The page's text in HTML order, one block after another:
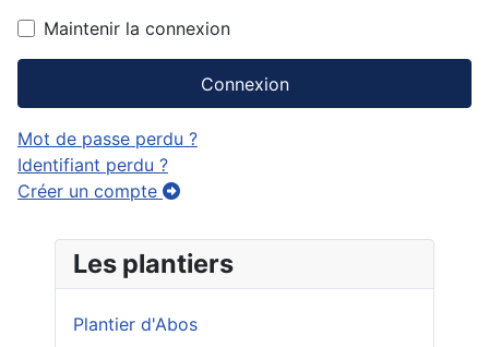
Maintenir la connexion
Connexion
Mot de passe perdu ?
Identifiant perdu ?
Créer un compte
Les plantiers
Plantier d'Abos